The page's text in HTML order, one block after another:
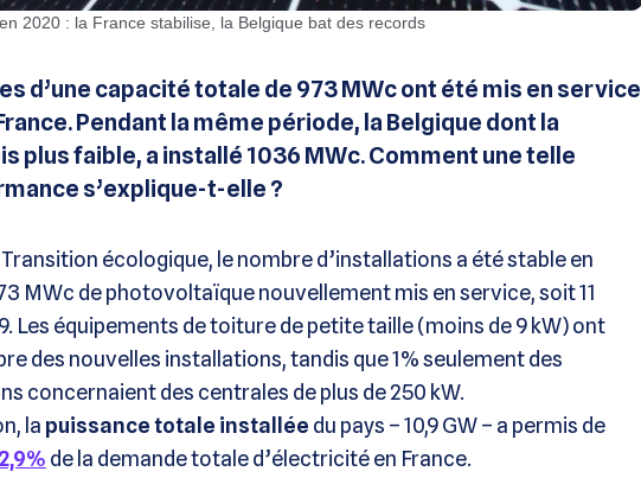
2020 : la France stabilise, la Belgique bat des records
d’une capacité totale de 973 MWc ont été mis en service
Pendant la même période, la Belgique dont la
plus faible, a installé 1036 MWc. Comment une telle
s’explique-t-elle ?
écologique, le nombre d’installations a été stable en
MWc de photovoltaïque nouvellement mis en service, soit 11
Les équipements de toiture de petite taille (moins de 9 kW) ont
des nouvelles installations, tandis que 1% seulement des
concernaient des centrales de plus de 250 kW.
la puissance totale installée du pays – 10,9 GW – a permis de
2,9% de la demande totale d’électricité en France.